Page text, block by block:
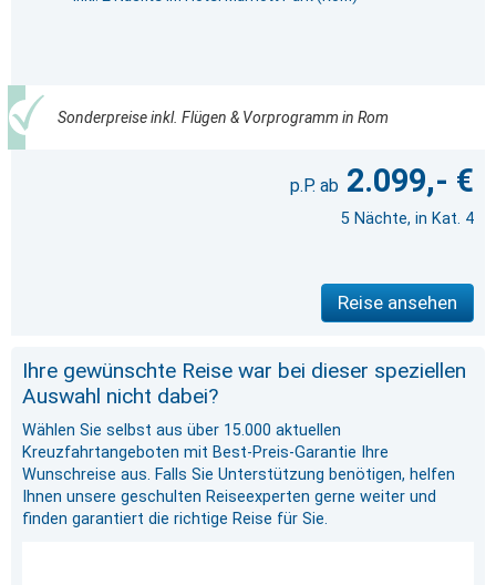
Sonderpreise inkl. Flügen & Vorprogramm in Rom
2.099,- €
5 Nächte, in Kat. 4
Reise ansehen
Ihre gewünschte Reise war bei dieser speziellen
Auswahl nicht dabei?
Wählen Sie selbst aus über 15.000 aktuellen
Kreuzfahrtangeboten mit Best-Preis-Garantie Ihre
Wunschreise aus. Falls Sie Unterstützung benötigen, helfen
Ihnen unsere geschulten Reiseexperten gerne weiter und
finden garantiert die richtige Reise für Sie.